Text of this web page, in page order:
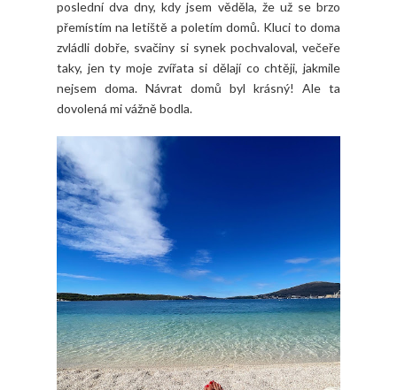
poslední dva dny, kdy jsem věděla, že už se brzo
přemístím na letiště a poletím domů. Kluci to doma
zvládli dobře, svačiny si synek pochvaloval, večeře
taky, jen ty moje zvířata si dělají co chtěji, jakmile
nejsem doma. Návrat domů byl krásný! Ale ta
dovolená mi vážně bodla.